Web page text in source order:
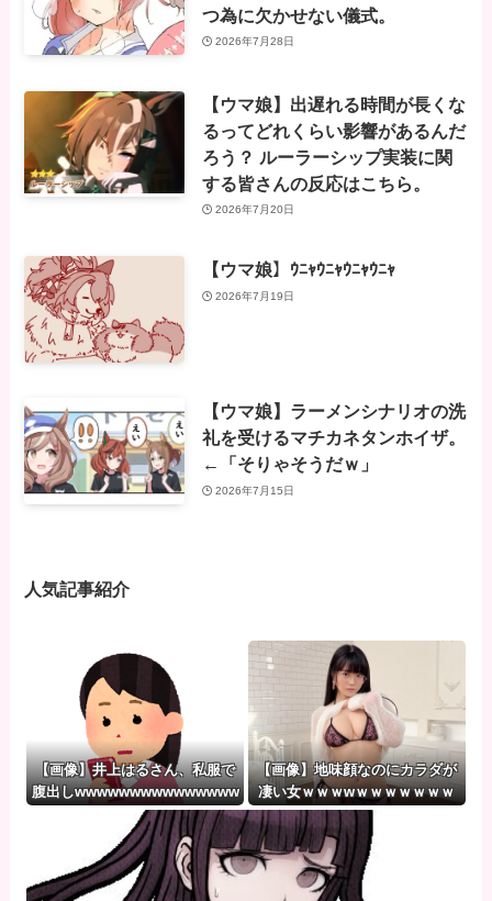
つ為に欠かせない儀式。
2026年7月28日
【ウマ娘】出遅れる時間が長くな
るってどれくらい影響があるんだ
ろう？ ルーラーシップ実装に関
する皆さんの反応はこちら。
2026年7月20日
【ウマ娘】ｳﾆｬｳﾆｬｳﾆｬｳﾆｬ
2026年7月19日
【ウマ娘】ラーメンシナリオの洗
礼を受けるマチカネタンホイザ。
←「そりゃそうだｗ」
2026年7月15日
人気記事紹介
【画像】井上はるさん、私服で
腹出しwwwwwwwwwwwwwww
wwwwwwwwwwwwwwwwww
wwwwww
【画像】地味顔なのにカラダが
凄い女ｗｗｗwｗｗｗｗｗｗｗ
ｗ❤